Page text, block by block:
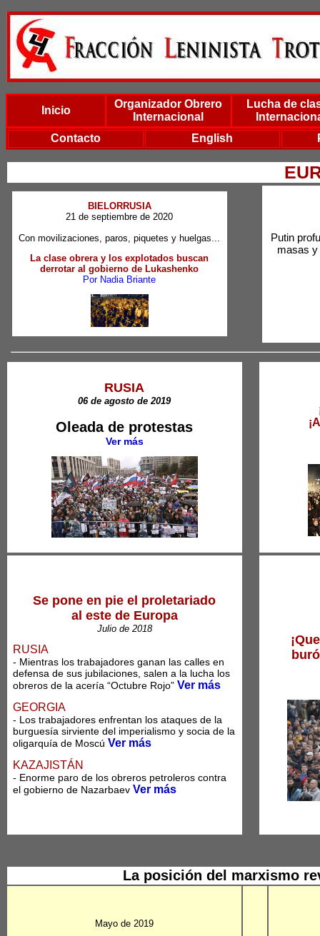
Inicio
Organizador Obrero
Internacional
Lucha de
Contacto
English
BIELORRUSIA
21 de septiembre de 2020
Con movilizaciones, paros, piquetes y huelgas...
La clase obrera y los explotados buscan
derrotar al gobierno de Lukashenko
Por Nadia Briante
Putin
masas y
RUSIA
06 de agosto de 2019
Oleada de protestas
Ver más
Se pone en pie el proletariado
al este de Europa
Julio de 2018
RUSIA
- Mientras los trabajadores ganan las calles en
defensa de sus jubilaciones, salen a la lucha los
obreros de la acería “Octubre Rojo” Ver más
GEORGIA
- Los trabajadores enfrentan los ataques de la
burguesía sirviente del imperialismo y socia de la
oligarquía de Moscú Ver más
KAZAJISTÁN
- Enorme paro de los obreros petroleros contra
el gobierno de Nazarbaev Ver más
La posición del marxismo
Mayo de 2019